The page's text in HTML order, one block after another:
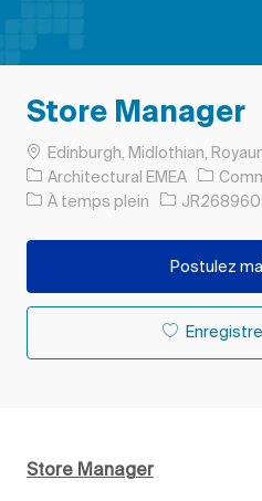
Store Manager
Emplacement
Edinburgh, Midlothian,
Architectural EMEA
Type d’emploi
À temps plein ID de l’emploi
JR268960
Postulez
Store Manager